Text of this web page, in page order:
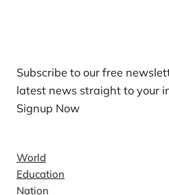
Subscribe to our free
latest news straight to your
Signup Now
World
Education
Nation